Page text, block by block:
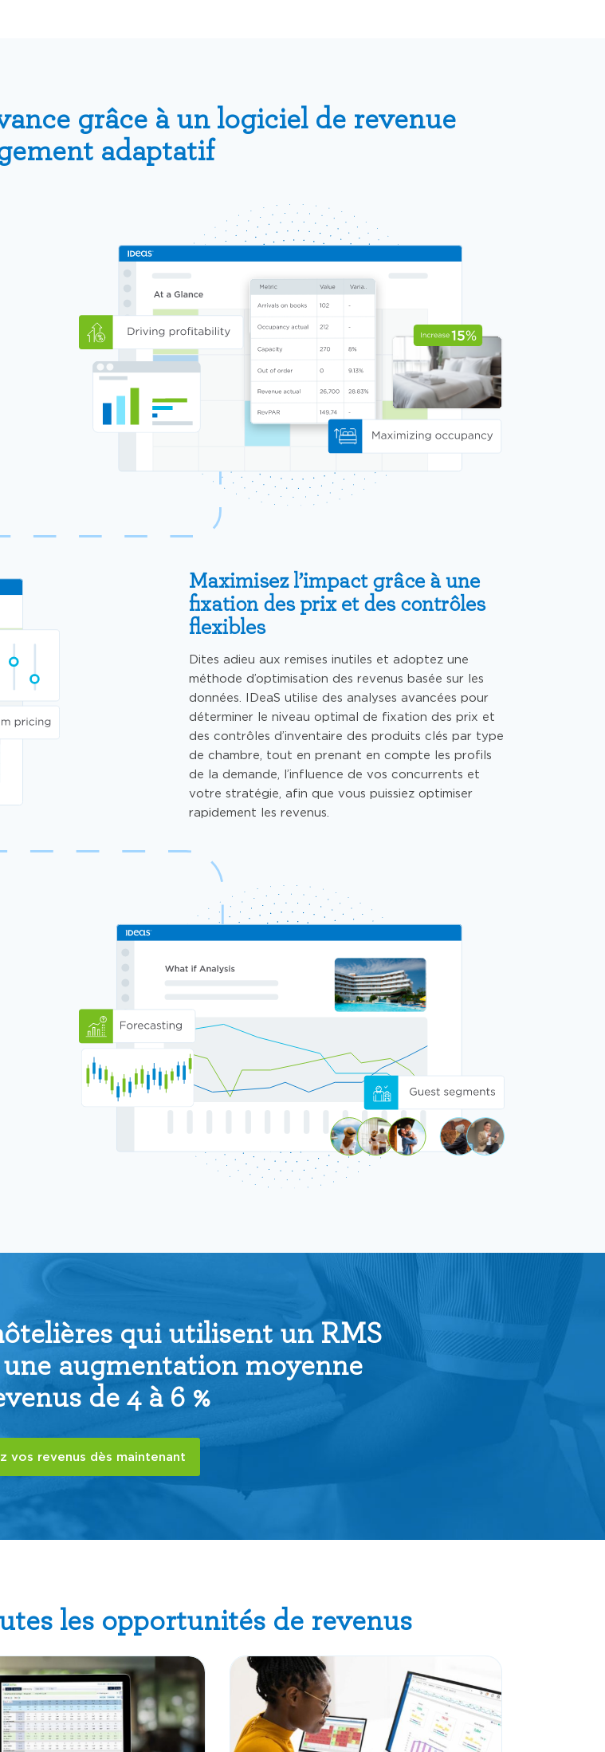
grâce à un logiciel de revenue
adaptatif
Maximisez l’impact grâce à une
fixation des prix et des contrôles
flexibles
Dites adieu aux remises inutiles et adoptez une
méthode d’optimisation des revenus basée sur les
données.
IDeaS utilise des analyses avancées pour
déterminer le niveau optimal de fixation des prix et
des contrôles d’inventaire des produits clés par type
de chambre, tout en prenant en compte les profils
de la demande, l’influence de vos concurrents et
votre stratégie, afin que vous puissiez optimiser
rapidement les revenus.
qui utilisent un RMS
augmentation moyenne
de 4 à 6 %
vos revenus dès maintenant
les opportunités de revenus